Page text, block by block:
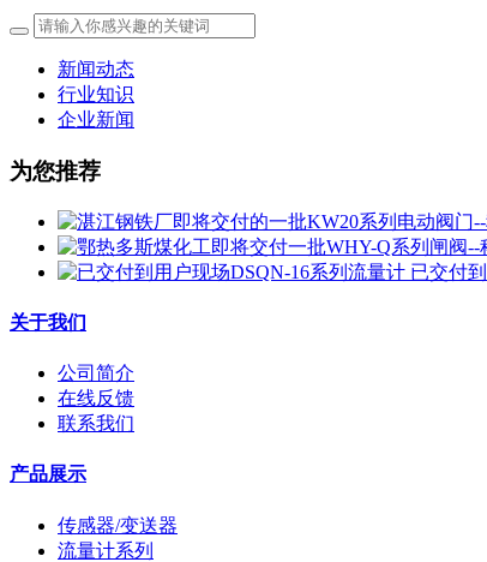
新闻动态
行业知识
企业新闻
为您推荐
已交付
关于我们
公司简介
在线反馈
联系我们
产品展示
传感器/变送器
流量计系列